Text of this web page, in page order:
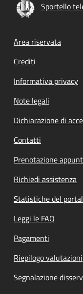
Sportello
Footer
Area riservata
Crediti
Informativa privacy
Note legali
Dichiarazione di
Contatti
Prenotazione
Richiedi assistenza
Statistiche del
Leggi le FAQ
Pagamenti
Riepilogo valutazioni
Segnalazione